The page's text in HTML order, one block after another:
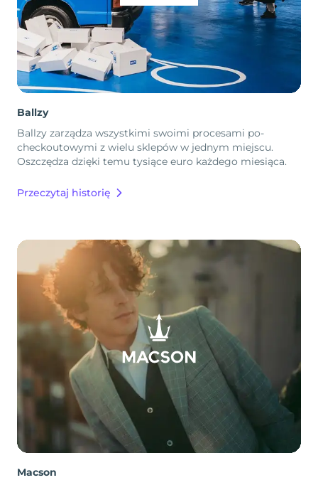
Ballzy
Ballzy zarządza wszystkimi swoimi procesami po-
checkoutowymi z wielu sklepów w jednym miejscu.
Oszczędza dzięki temu tysiące euro każdego miesiąca.
Przeczytaj historię
Macson